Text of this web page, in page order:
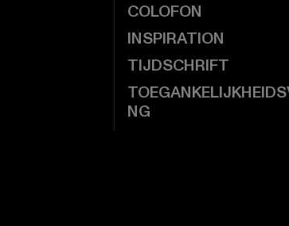
COLOFON
INSPIRATION
TIJDSCHRIFT
NG